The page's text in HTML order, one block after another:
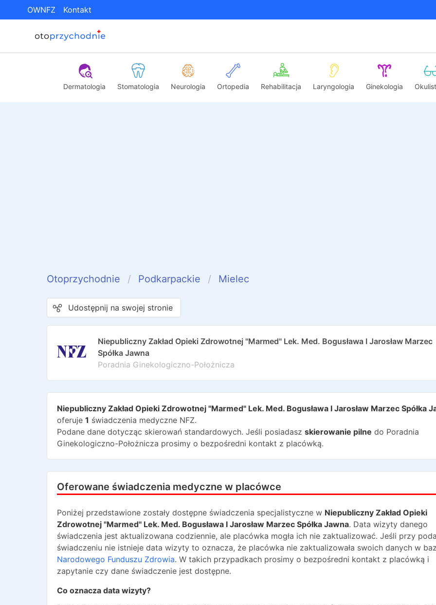
OWNFZ Kontakt
Dermatologia Stomatologia Neurologia Ortopedia Rehabilitacja Laryngologia Ginekologia
Otoprzychodnie Podkarpackie Mielec
Udostępnij na swojej stronie
Niepubliczny Zakład Opieki Zdrowotnej "Marmed" Lek. Med. Bogusława I Jarosław Marzec
Spółka Jawna
Poradnia Ginekologiczno-Położnicza
Niepubliczny Zakład Opieki Zdrowotnej "Marmed" Lek. Med. Bogusława I Jarosław Marzec Spółka
oferuje 1 świadczenia medyczne NFZ.
Podane dane dotycząc skierowań standardowych. Jeśli posiadasz skierowanie pilne do Poradnia
Ginekologiczno-Położnicza prosimy o bezpośredni kontakt z placówką.
Oferowane świadczenia medyczne w placówce
Poniżej przedstawione zostały dostępne świadczenia specjalistyczne w Niepubliczny Zakład Opieki
Zdrowotnej "Marmed" Lek. Med. Bogusława I Jarosław Marzec Spółka Jawna. Data wizyty danego
świadczenia jest aktualizowana codziennie, ale placówka mogła ich nie zaktualizować. Jeśli przy
świadczeniu nie istnieje data wizyty to oznacza, że placówka nie zaktualizowała swoich danych w
Narodowego Funduszu Zdrowia. W takich przypadkach prosimy o bezpośredni kontakt z placówką i
zapytanie czy dane świadczenie jest dostępne.
Co oznacza data wizyty?